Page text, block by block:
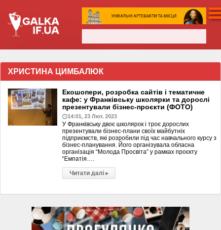
ХРИСТИНА ЦИМБАЛЮК
Екошопери, розробка сайтів і тематичне
кафе: у Франківську школярки та дорослі
презентували бізнес-проєкти (ФОТО)
14:01, 23 Лют. 2023
У Франківську двоє школярок і троє дорослих
презентували бізнес-плани своїх майбутніх
підприємств, які розробили під час навчального курсу з
бізнес-планування. Його організувала обласна
організація “Молода Просвіта” у рамках проєкту
“Емпатія….
Читати далі ▸